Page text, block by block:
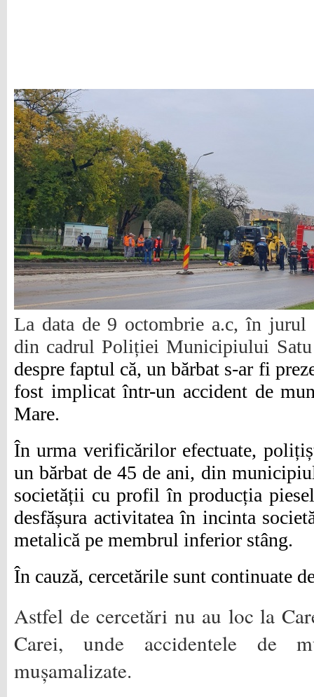
La data de 9 octombrie a.c, în
din cadrul Poliției Municipiului
despre faptul că, un bărbat s-ar fi
fost implicat într-un accident de
Mare.
În urma verificărilor efectuate,
un bărbat de 45 de ani, din
societății cu profil în producția
desfășura activitatea în incinta
metalică pe membrul inferior stâng.
În cauză, cercetările sunt continuate
Astfel de cercetări nu au loc la
Carei, unde accidentele de
mușamalizate.